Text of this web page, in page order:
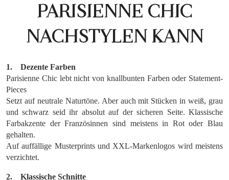
PARISIENNE CHIC
NACHSTYLEN KANN
1. Dezente Farben
Parisienne Chic lebt nicht von knallbunten Farben oder Statement-
Pieces
Setzt auf neutrale Naturtöne. Aber auch mit Stücken in weiß, grau
und schwarz seid ihr absolut auf der sicheren Seite. Klassische
Farbakzente der Französinnen sind meistens in Rot oder Blau
gehalten.
Auf auffällige Musterprints und XXL-Markenlogos wird meistens
verzichtet.
2. Klassische Schnitte